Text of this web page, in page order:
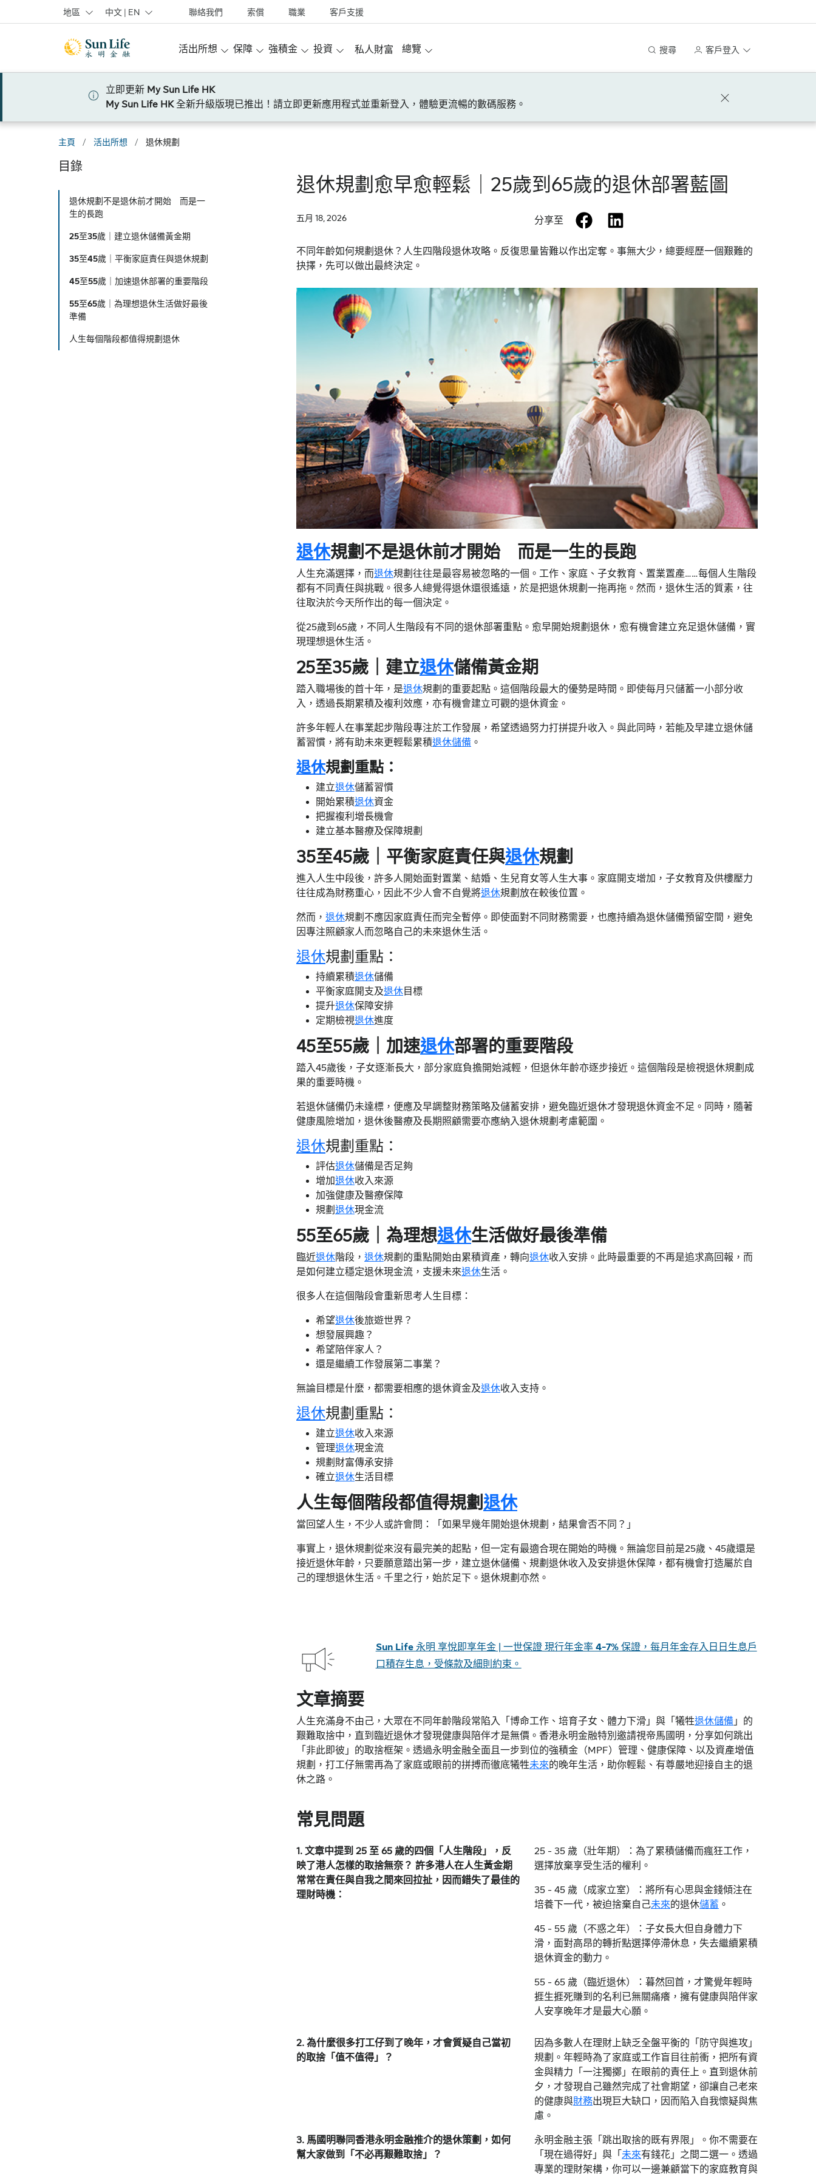
地區 中文 | EN 聯絡我們 索償 職業 客戶支援
活出所想 保障 強積金 投資 私人財富 總覽 搜尋 客戶登入
立即更新 My Sun Life HK
My Sun Life HK全新升級版現已推出！請立即更新應用程式並重新登入，體驗更流暢的數碼服務。
主頁 / 活出所想 / 退休規劃
目錄
退休規劃不是退休前才開始 而是一
生的長跑
25至35歲｜建立退休儲備黃金期
35至45歲｜平衡家庭責任與退休規劃
45至55歲｜加速退休部署的重要階段
55至65歲｜為理想退休生活做好最後
準備
人生每個階段都值得規劃退休
退休規劃愈早愈輕鬆｜25歲到65歲的退休部署藍圖
五月 18, 2026 分享至 facebook
不同年齡如何規劃退休？人生四階段退休攻略。反復思量皆難以作出定奪。事無大少，總要經歷一個艱難的
抉擇，先可以做出最終決定。
退休規劃不是退休前才開始 而是一生的長跑
人生充滿選擇，而退休規劃往往是最容易被忽略的一個。工作、家庭、子女教育、置業置產……每個人生階段
都有不同責任與挑戰。很多人總覺得退休還很遙遠，於是把退休規劃一拖再拖。然而，退休生活的質素，往
往取決於今天所作出的每一個決定。
從25歲到65歲，不同人生階段有不同的退休部署重點。愈早開始規劃退休，愈有機會建立充足退休儲備，實
現理想退休生活。
25至35歲｜建立退休儲備黃金期
踏入職場後的首十年，是退休規劃的重要起點。這個階段最大的優勢是時間。即使每月只儲蓄一小部分收
入，透過長期累積及複利效應，亦有機會建立可觀的退休資金。
許多年輕人在事業起步階段專注於工作發展，希望透過努力打拼提升收入。與此同時，若能及早建立退休儲
蓄習慣，將有助未來更輕鬆累積退休儲備 。
退休規劃重點：
建立退休儲蓄習慣
開始累積退休資金
把握複利增長機會
建立基本醫療及保障規劃
35至45歲｜平衡家庭責任與退休規劃
進入人生中段後，許多人開始面對置業、結婚、生兒育女等人生大事。家庭開支增加，子女教育及供樓壓力
往往成為財務重心，因此不少人會不自覺將退休規劃放在較後位置。
然而， 退休規劃不應因家庭責任而完全暫停。即使面對不同財務需要，也應持續為退休儲備預留空間，避免
因專注照顧家人而忽略自己的未來退休生活。
退休規劃重點：
持續累積退休儲備
平衡家庭開支及退休目標
提升退休保障安排
定期檢視退休進度
45至55歲｜加速退休部署的重要階段
踏入45歲後，子女逐漸長大，部分家庭負擔開始減輕，但退休年齡亦逐步接近。這個階段是檢視退休規劃成
果的重要時機。
若退休儲備仍未達標，便應及早調整財務策略及儲蓄安排，避免臨近退休才發現退休資金不足。同時，隨著
健康風險增加，退休後醫療及長期照顧需要亦應納入退休規劃考慮範圍。
退休規劃重點：
評估退休儲備是否足夠
增加退休收入來源
加強健康及醫療保障
規劃 退休現金流
55至65歲｜為理想退休生活做好最後準備
臨近退休階段， 退休規劃的重點開始由累積資產，轉向退休收入安排。此時最重要的不再是追求高回報，而
是如何建立穩定退休現金流，支援未來退休生活。
很多人在這個階段會重新思考人生目標：
希望退休後旅遊世界？
想發展興趣？
希望陪伴家人？
還是繼續工作發展第二事業？
無論目標是什麼，都需要相應的退休資金及退休收入支持。
退休規劃重點：
建立退休收入來源
管理退休現金流
規劃財富傳承安排
確立退休生活目標
人生每個階段都值得規劃退休
當回望人生，不少人或許會問：「如果早幾年開始退休規劃，結果會否不同？」
事實上，退休規劃從來沒有最完美的起點，但一定有最適合現在開始的時機。無論您目前是25歲、45歲還是
接近退休年齡，只要願意踏出第一步，建立退休儲備、規劃退休收入及安排退休保障，都有機會打造屬於自
己的理想退休生活。千里之行，始於足下。退休規劃亦然。
Sun Life 永明 享悅即享年金 | 一世保證 現行年金率 4-7% 保證，每月年金存入日日生息戶
口積存生息，受條款及細則約束。
文章摘要
人生充滿身不由己，大眾在不同年齡階段常陷入「博命工作、培育子女、體力下滑」與「犧牲退休儲備 」的
艱難取捨中，直到臨近退休才發現健康與陪伴才是無價。香港永明金融特別邀請視帝馬國明，分享如何跳出
「非此即彼」的取捨框架。透過永明金融全面且一步到位的強積金（MPF）管理、健康保障、以及資產增值
規劃，打工仔無需再為了家庭或眼前的拼搏而徹底犧牲未來的晚年生活，助你輕鬆、有尊嚴地迎接自主的退
休之路。
常見問題
1. 文章中提到 25 至 65 歲的四個「人生階段」，反
映了港人怎樣的取捨無奈？ 許多港人在人生黃金期
常常在責任與自我之間來回拉扯，因而錯失了最佳的
理財時機：
25 - 35 歲（壯年期）：為了累積儲備而瘋狂工作，
選擇放棄享受生活的權利。
35 - 45 歲（成家立室）：將所有心思與金錢傾注在
培養下一代，被迫捨棄自己未來的退休儲蓄 。
45 - 55 歲（不惑之年）：子女長大但自身體力下
滑，面對高昂的轉折點選擇停滯休息，失去繼續累積
退休資金的動力。
55 - 65 歲（臨近退休）：暮然回首，才驚覺年輕時
捱生捱死賺到的名利已無關痛癢，擁有健康與陪伴家
人安享晚年才是最大心願。
2. 為什麼很多打工仔到了晚年，才會質疑自己當初
的取捨「值不值得」？
因為多數人在理財上缺乏全盤平衡的「防守與進攻」
規劃。年輕時為了家庭或工作盲目往前衝，把所有資
金與精力「一注獨擲」在眼前的責任上。直到退休前
夕，才發現自己雖然完成了社會期望，卻讓自己老來
的健康與財務出現巨大缺口，因而陷入自我懷疑與焦
慮。
3. 馬國明聯同香港永明金融推介的退休策劃，如何
幫大家做到「不必再艱難取捨」？
永明金融主張「跳出取捨的既有界限」。你不需要在
「現在過得好」與「 未來有錢花」之間二選一。透過
專業的理財架構，你可以一邊兼顧當下的家庭教育與